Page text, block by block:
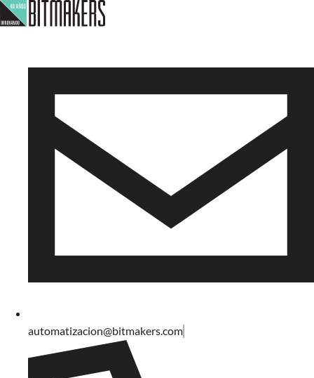
automatizacion@bitmakers.com